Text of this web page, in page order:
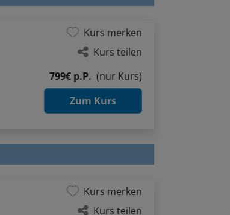
Kurs merken
Kurs teilen
799€ p.P.
(nur Kurs)
Zum Kurs
Kurs merken
Kurs teilen